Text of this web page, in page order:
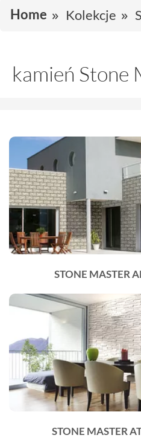
Home Kolekcje
kamień Stone
STONE MASTER
STONE MASTER